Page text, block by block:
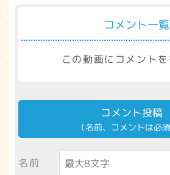
コメント一覧
この動画にコメントを
コメント投稿
（名前、コメントは必
名前